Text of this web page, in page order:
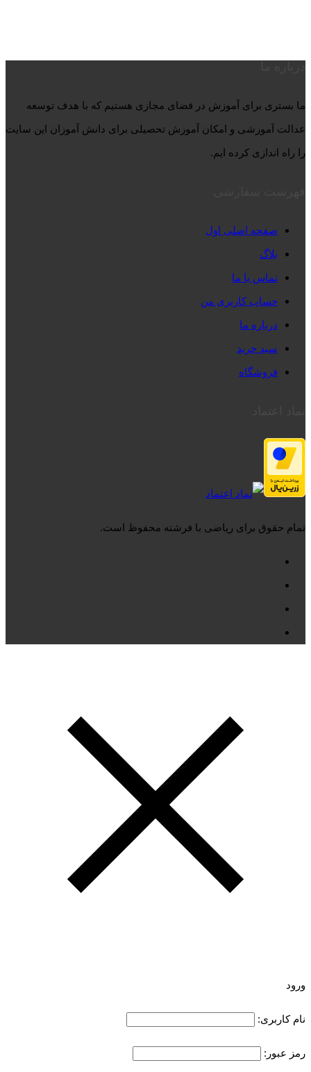
ما بستری برای آموزش در فضای مجازی هستیم که با هدف توسعه
عدالت آموزشی و امکان آموزش تحصیلی برای دانش آموزان این سایت
را راه اندازی کرده ایم.
صفحه اصلی اول
بلاگ
تماس با ما
حساب کاربری من
درباره ما
سبد خرید
فروشگاه
تمام حقوق برای ریاضی با فرشته محفوظ است.
ورود
نام کاربری:
رمز عبور: